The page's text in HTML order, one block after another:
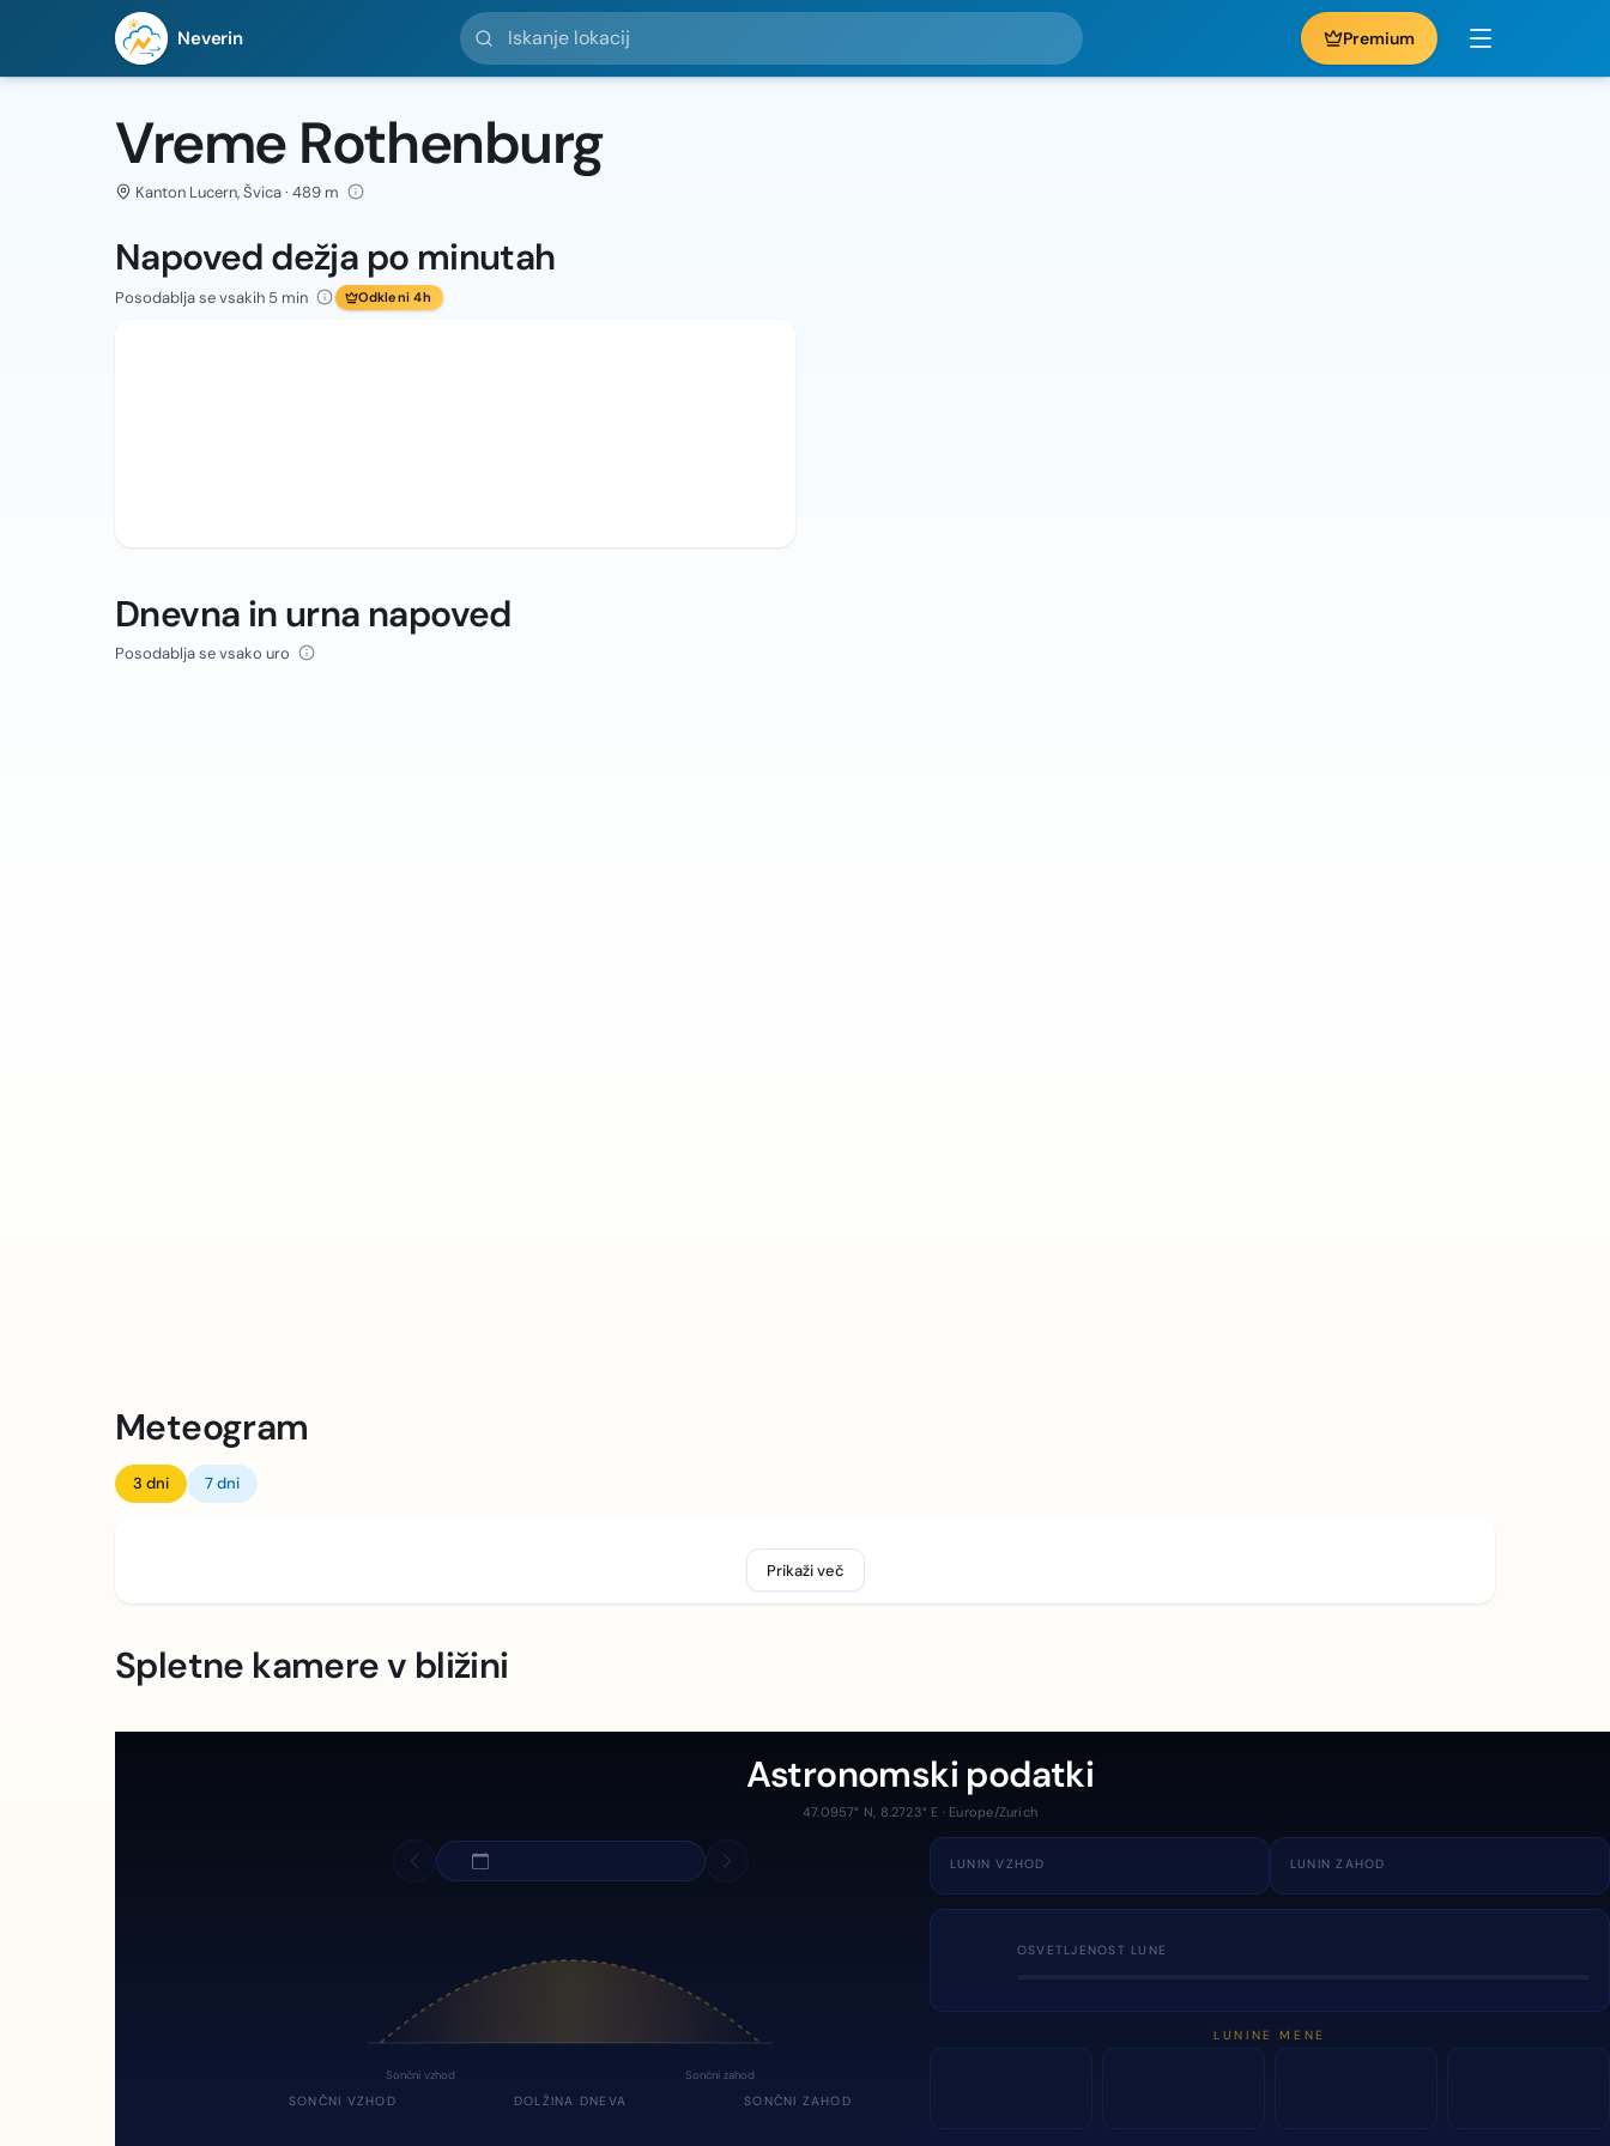
Neverin
Iskanje lokacij
Premium
Vreme Rothenburg
Kanton Lucern, Švica · 489 m
Napoved dežja po minutah
Posodablja se vsakih 5 min Odkleni 4h
Dnevna in urna napoved
Posodablja se vsako uro
Meteogram
3 dni 7 dni
Prikaži več
Spletne kamere v bližini
Astronomski podatki
47.0957° N, 8.2723° E · Europe/Zurich
Sončni vzhod Sončni zahod
SONČNI VZHOD DOLŽINA DNEVA SONČNI ZAHOD
LUNIN VZHOD LUNIN ZAHOD
OSVETLJENOST LUNE
LUNINE MENE